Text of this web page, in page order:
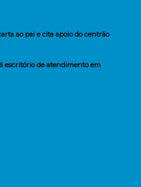
ao pai e cita apoio do centrão
escritório de atendimento em